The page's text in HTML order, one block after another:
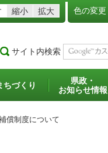
縮小 拡大 色の変更
サイト内検索
ちづくり
県政・
お知らせ情報
償制度について